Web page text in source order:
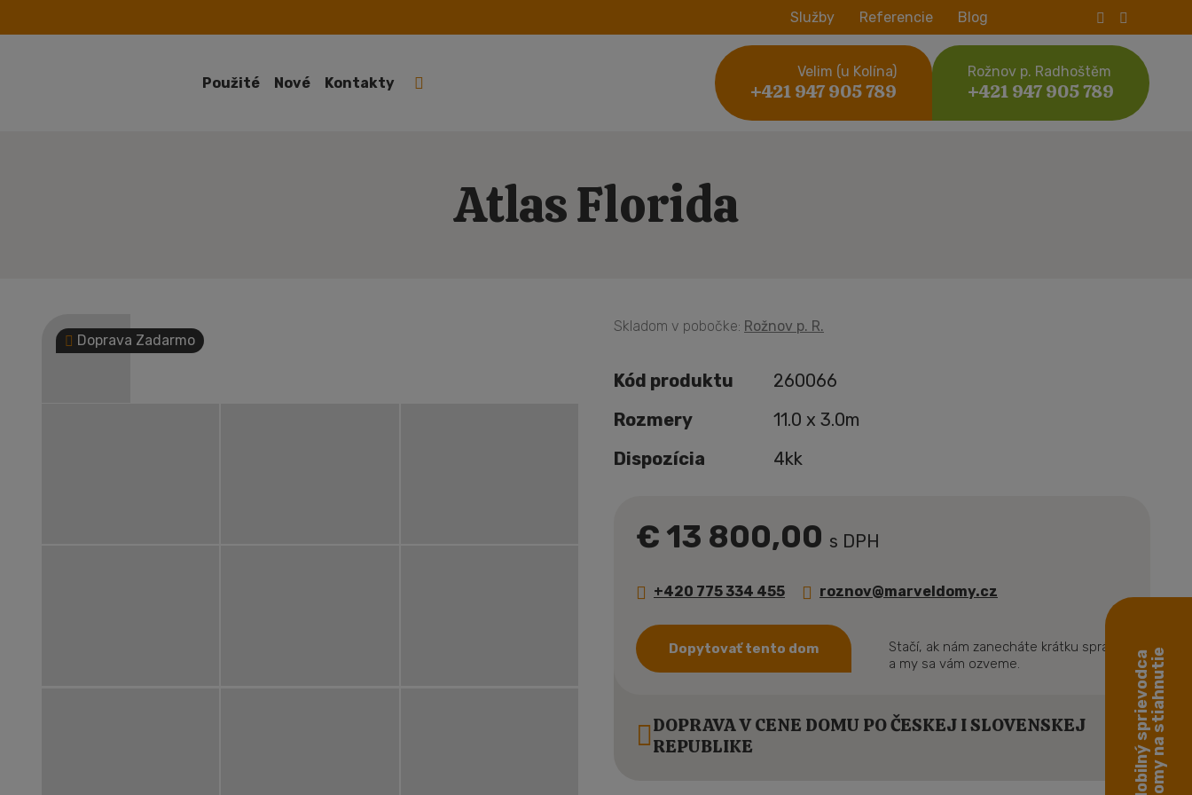
Služby Referencie Blog
Použité Nové Kontakty
Velim (u Kolína)
+421 947 905 789
Rožnov p. Radhoštěm
+421 947 905 789
Atlas Florida
Doprava Zadarmo
Skladom v pobočke: Rožnov p. R.
Kód produktu
260066
Rozmery
11.0 x 3.0m
Dispozícia
4kk
€ 13 800,00 s DPH
+420 775 334 455 roznov@marveldomy.cz
Dopytovať tento dom
Stačí, ak nám zanecháte krátku správu
a my sa vám ozveme.
DOPRAVA V CENE DOMU PO ČESKEJ I SLOVENSKEJ
REPUBLIKE
Mobilný sprievodcadomy na stiahnutie